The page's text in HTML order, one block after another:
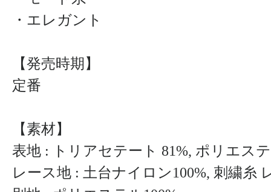
・エレガント
【発売時期】
定番
【素材】
表地 : トリアセテート 81%, ポリエス
レース地 : 土台ナイロン100%, 刺繍糸